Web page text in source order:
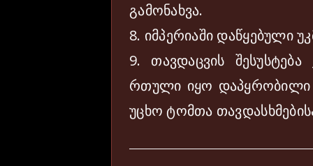
გამონახვა.
8. იმპერიაში დაწყებული
9. თავდაცვის
რთული იყო დაპყრობილი
უცხო ტომთა